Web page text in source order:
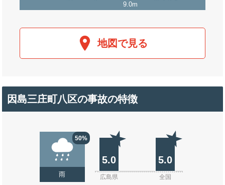
9.0m
地図で見る
因島三庄町八区の事故の特徴
50%
雨
5.0 5.0
広島県 全国